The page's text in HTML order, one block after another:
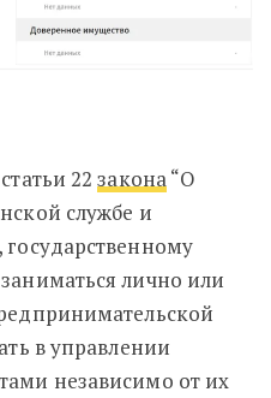
22закона“О
службе и
лично или
в управлении
независимо от их